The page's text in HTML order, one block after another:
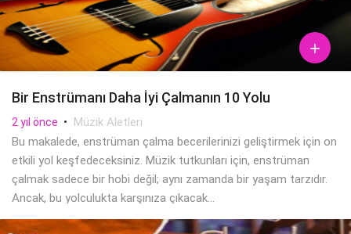

Bir Enstrümanı Daha İyi Çalmanın 10 Yolu
2 yıl önce • Müzik Aletleri
Bu makalede, enstrüman çalma becerilerinizi geliştirmek için on
etkili yol keşfedeceksiniz. Müzik tutkunları için, enstrüman
çalmak sadece bir hobi değil; aynı zamanda bir yaşam tarzıdır.
Ancak, bu yolculukta karşınıza çıkacak...